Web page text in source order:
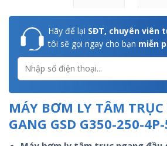
Hãy để lại SĐT, chuyên viên
tôi sẽ gọi ngay cho bạn miễn
MÁY BƠM LY TÂM
GANG GSD G350-250-